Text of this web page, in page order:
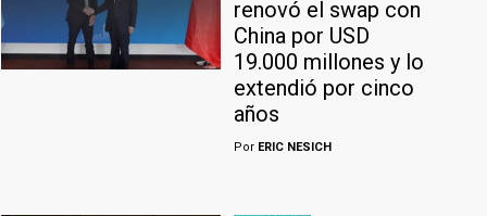
renovó el swap con
China por USD
19.000 millones y lo
extendió por cinco
años
Por ERIC NESICH